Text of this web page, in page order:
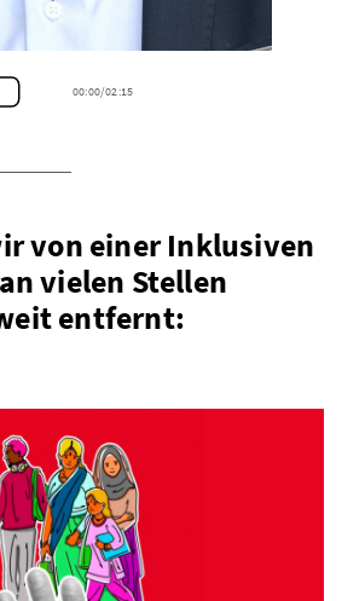
00:00/02:15
von einer Inklusiven
vielen Stellen
entfernt: